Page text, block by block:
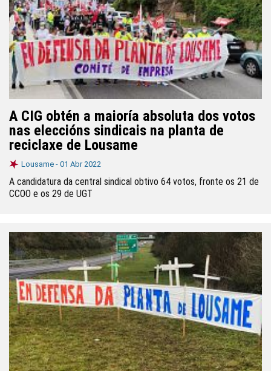
A CIG obtén a maioría absoluta dos votos
nas eleccións sindicais na planta de
reciclaxe de Lousame
Lousame - 01 Abr 2022
A candidatura da central sindical obtivo 64 votos, fronte os 21 de
CCOO e os 29 de UGT